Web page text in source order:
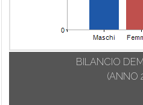
BILANCIO
(ANNO